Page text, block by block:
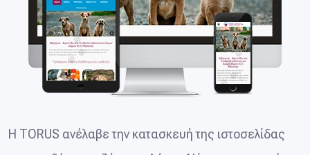
Η TORUS ανέλαβε την κατασκευή της ιστοσελίδας